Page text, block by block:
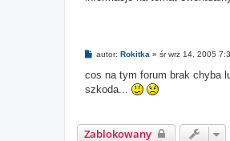
P
s
autor: Rokitka » śr wrz 14, 2005
cos na tym forum brak chyba
szkoda...
Zablokowany